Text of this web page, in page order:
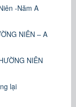
-Năm A
NIÊN – A
NIÊN
lại